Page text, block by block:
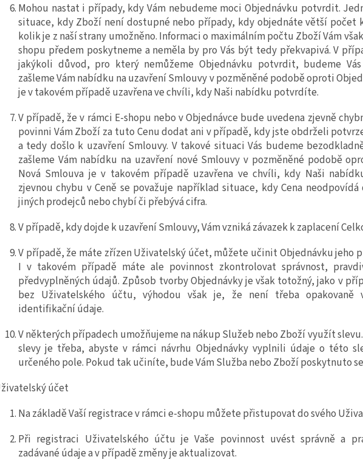
Mohou nastat i případy, kdy Vám nebudeme moci Objednávku potvrdit.
situace, kdy Zboží není dostupné nebo případy, kdy objednáte větší počet
kolik je z naší strany umožněno. Informaci o maximálním počtu Zboží Vám
shopu předem poskytneme a neměla by pro Vás být tedy překvapivá. V
jakýkoli důvod, pro který nemůžeme Objednávku potvrdit, budeme
zašleme Vám nabídku na uzavření Smlouvy v pozměněné podobě oproti
je v takovém případě uzavřena ve chvíli, kdy Naši nabídku potvrdíte.
V případě, že v rámci E-shopu nebo v Objednávce bude uvedena zjevně
povinni Vám Zboží za tuto Cenu dodat ani v případě, kdy jste obdrželi
a tedy došlo k uzavření Smlouvy. V takové situaci Vás budeme
zašleme Vám nabídku na uzavření nové Smlouvy v pozměněné podobě
Nová Smlouva je v takovém případě uzavřena ve chvíli, kdy Naši
zjevnou chybu v Ceně se považuje například situace, kdy Cena
jiných prodejců nebo chybí či přebývá cifra.
V případě, kdy dojde k uzavření Smlouvy, Vám vzniká závazek k zaplacení
V případě, že máte zřízen Uživatelský účet, můžete učinit Objednávku jeho
I v takovém případě máte ale povinnost zkontrolovat správnost,
předvyplněných údajů. Způsob tvorby Objednávky je však totožný, jako v
bez Uživatelského účtu, výhodou však je, že není třeba opakovaně
identifikační údaje.
V některých případech umožňujeme na nákup Služeb nebo Zboží využít
slevy je třeba, abyste v rámci návrhu Objednávky vyplnili údaje o této
určeného pole. Pokud tak učiníte, bude Vám Služba nebo Zboží poskytnuto
účet
Na základě Vaší registrace v rámci e-shopu můžete přistupovat do svého
Při registraci Uživatelského účtu je Vaše povinnost uvést správně a
zadávané údaje av případě změny je aktualizovat.